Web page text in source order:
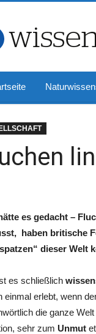
es gedacht –
haben britische
dieser Welt
es schließlich
einmal erlebt, wenn
die ganze
sehr zum Unmut